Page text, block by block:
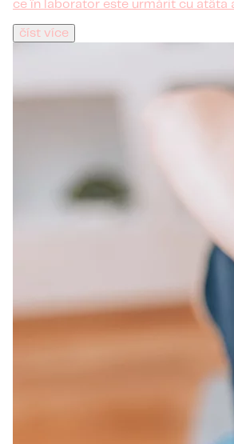
ce în laborator este urmărit cu atâta
číst více